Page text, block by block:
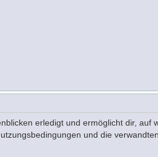
erledigt und ermöglicht dir, auf
und die